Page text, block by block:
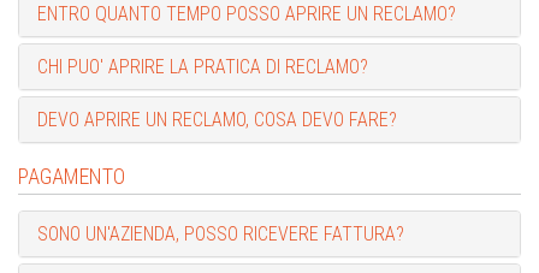
ENTRO QUANTO TEMPO POSSO APRIRE UN RECLAMO?
CHI PUO' APRIRE LA PRATICA DI RECLAMO?
DEVO APRIRE UN RECLAMO, COSA DEVO FARE?
PAGAMENTO
SONO UN'AZIENDA, POSSO RICEVERE FATTURA?